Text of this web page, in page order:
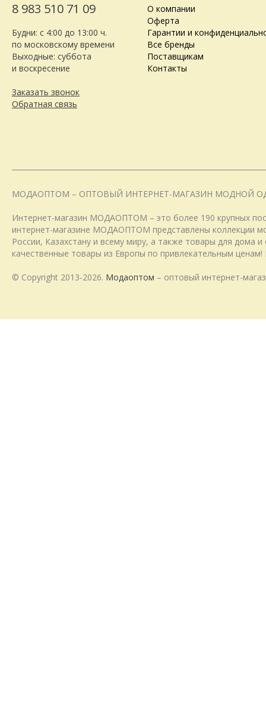
8 983 510 71 09
Будни: с 4:00 до 13:00 ч.
по московскому времени
Выходные: суббота
и воскресение
Заказать звонок
Обратная связь
О компании
Оферта
Гарантии и
Все бренды
Поставщикам
Контакты
МОДАОПТОМ – ОПТОВЫЙ ИНТЕРНЕТ-МАГАЗИН МОДНОЙ
Интернет-магазин МОДАОПТОМ – это более 190 крупных
интернет-магазине МОДАОПТОМ представлены коллекции
России, Казахстану и всему миру, а также товары для дома
качественные товары из Европы по привлекательным
© Copyright 2013-2026. Модаоптом – оптовый интернет-